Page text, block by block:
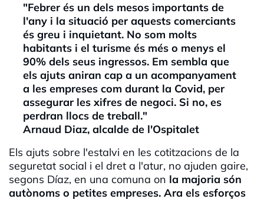
"Febrer és un dels mesos importants de
l'any i la situació per aquests comerciants
és greu i inquietant. No som molts
habitants i el turisme és més o menys el
90% dels seus ingressos. Em sembla que
els ajuts aniran cap a un acompanyament
a les empreses com durant la Covid, per
assegurar les xifres de negoci. Si no, es
perdran llocs de treball."
Arnaud Diaz, alcalde de l'Ospitalet
Els ajuts sobre l'estalvi en les cotitzacions de la
seguretat social i el dret a l'atur, no ajuden gaire,
segons Díaz, en una comuna on la majoria són
autònoms o petites empreses. Ara els esforços